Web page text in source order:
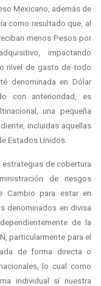
Mexicano, además de
como resultado que, al
menos Pesos por
impactando
nivel de gasto de todo
denominada en Dólar
con anterioridad, es
una pequeña
incluidas aquellas
Estados Unidos.
de cobertura
de riesgos
Cambio para estar en
denominados en divisa
de la
particularmente para el
de forma directa o
lo cual como
individual sí nuestra